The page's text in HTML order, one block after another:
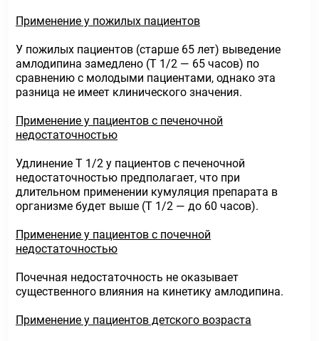
Применение у пожилых пациентов
У пожилых пациентов (старше 65 лет) выведение
амлодипина замедлено (Т 1/2 — 65 часов) по
сравнению с молодыми пациентами, однако эта
разница не имеет клинического значения.
Применение у пациентов с печеночной
недостаточностью
Удлинение Т 1/2 у пациентов с печеночной
недостаточностью предполагает, что при
длительном применении кумуляция препарата в
организме будет выше (Т 1/2 — до 60 часов).
Применение у пациентов с почечной
недостаточностью
Почечная недостаточность не оказывает
существенного влияния на кинетику амлодипина.
Применение у пациентов детского возраста